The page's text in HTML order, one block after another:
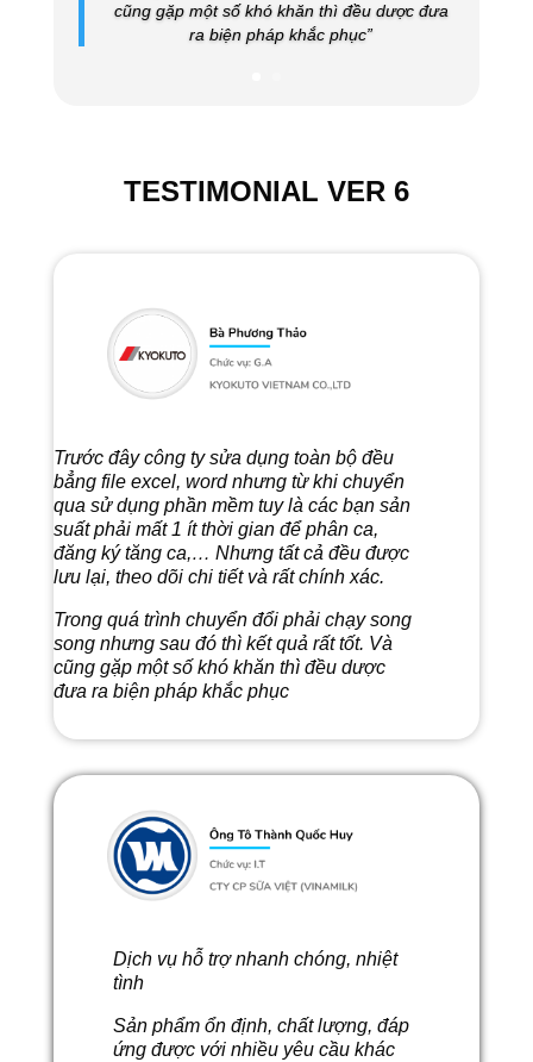
cũng gặp một số khó khăn thì đều dược đưa
ra biện pháp khắc phục”
TESTIMONIAL VER 6
Trước đây công ty sửa dụng toàn bộ đều
bẳng file excel, word nhưng từ khi chuyển
qua sử dụng phần mềm tuy là các bạn sản
suất phải mất 1 ít thời gian để phân ca,
đăng ký tăng ca,… Nhưng tất cả đều được
lưu lại, theo dõi chi tiết và rất chính xác.
Trong quá trình chuyển đổi phải chạy song
song nhưng sau đó thì kết quả rất tốt. Và
cũng gặp một số khó khăn thì đều dược
đưa ra biện pháp khắc phục
Dịch vụ hỗ trợ nhanh chóng, nhiệt
tình
Sản phẩm ổn định, chất lượng, đáp
ứng được với nhiều yêu cầu khác